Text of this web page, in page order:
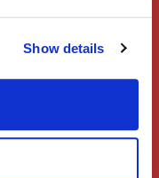
Show details